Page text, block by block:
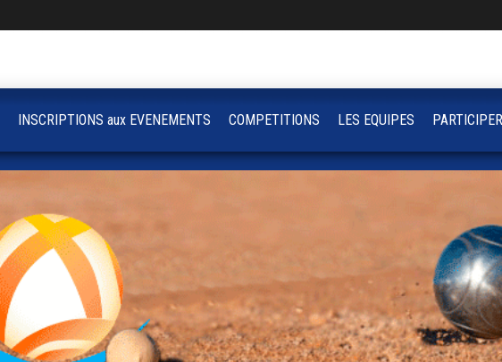
INSCRIPTIONS aux EVENEMENTS COMPETITIONS LES EQUIPES PARTICIPER